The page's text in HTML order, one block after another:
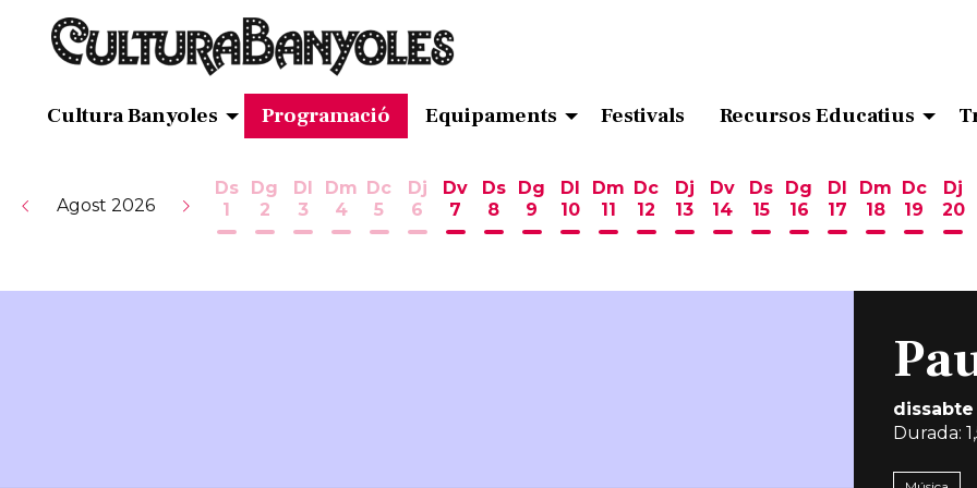
Cultura Banyoles Programació Equipaments Festivals Recursos Educatius
Agost 2026
Ds
1
Dissabte 1 d'agost
Dg
2
Diumenge 2 d'agost
Dl
3
Dilluns 3 d'agost
Dm
4
Dimarts 4 d'agost
Dc
5
Dimecres 5 d'agost
Dj
6
Dijous 6 d'agost
Dv
7
Divendres 7 d'agost
Ds
8
Dissabte 8 d'agost
Dg
9
Diumenge 9 d'agost
Dl
10
Dilluns 10 d'agost
Dm
11
Dimarts 11 d'agost
Dc
12
Dimecres 12 d'agost
Dj
13
Dijous 13 d'agost
Dv
14
Divendres 14 d'agost
Ds
15
Dissabte 15 d'agost
Dg
16
Diumenge 16
Dl
17
Dilluns 17
Dm
18
Dimarts 18
Dc
19
Dj
20
Durada: